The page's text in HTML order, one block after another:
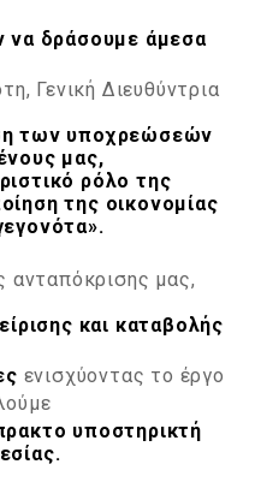
να δράσουμε άμεσα
Γενική Διευθύντρια
των υποχρεώσεών
μας,
ρόλο της
της οικονομίας
ανταπόκρισης μας,
και καταβολής
ενισχύοντας το έργο
υποστηρικτή